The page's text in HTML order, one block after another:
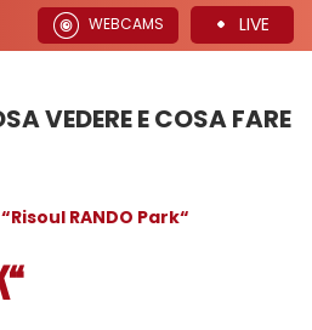
WEBCAMS LIVE
VEDERE E COSA FARE
RANDO Park“